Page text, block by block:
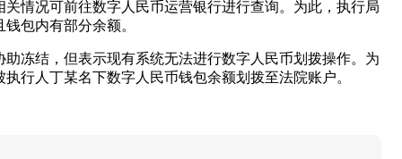
情况可前往数字人民币运营银行进行查询。为此，执行局
包内有部分余额。
冻结，但表示现有系统无法进行数字人民币划拨操作。为
行人丁某名下数字人民币钱包余额划拨至法院账户。